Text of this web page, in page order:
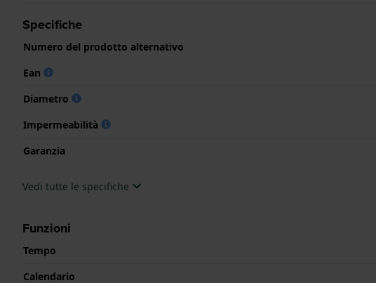
Specifiche
Numero del prodotto alternativo
Ean
Diametro
Impermeabilità
Garanzia
Vedi tutte le specifiche
Funzioni
Tempo
Calendario